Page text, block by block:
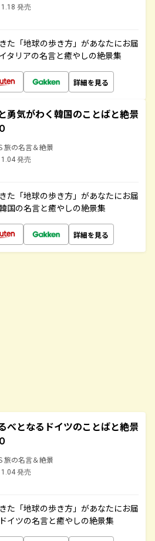
発売
た「地球の歩き方」があなたにお届
タリアの名言と癒やしの絶景集
詳細を見る
勇気がわく韓国のことばと絶景
旅の名言＆絶景
発売
た「地球の歩き方」があなたにお届
国の名言と癒やしの絶景集
詳細を見る
べとなるドイツのことばと絶景
旅の名言＆絶景
発売
た「地球の歩き方」があなたにお届
イツの名言と癒やしの絶景集